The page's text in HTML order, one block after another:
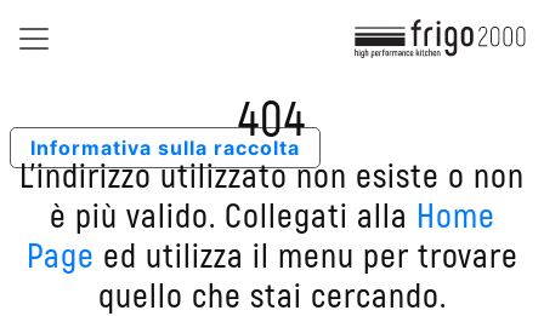
404
L'indirizzo utilizzato non esiste o non
è più valido. Collegati alla Home
Page ed utilizza il menu per trovare
quello che stai cercando.
Informativa sulla raccolta